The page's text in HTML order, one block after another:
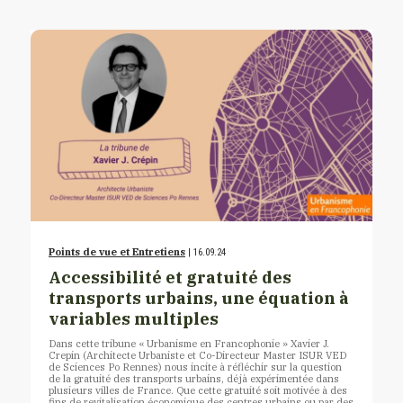
Points de vue et Entretiens | 16.09.24
Accessibilité et gratuité des
transports urbains, une équation à
variables multiples
Dans cette tribune « Urbanisme en Francophonie » Xavier J.
Crepin (Architecte Urbaniste et Co-Directeur Master ISUR VED
de Sciences Po Rennes) nous incite à réfléchir sur la question
de la gratuité des transports urbains, déjà expérimentée dans
plusieurs villes de France. Que cette gratuité soit motivée à des